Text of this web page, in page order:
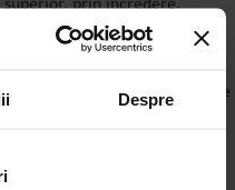
Despre
prin încredere,
program complex de
și experiențe relevante
de elevi.
Avenor continuă studierea
cu limba, cultura